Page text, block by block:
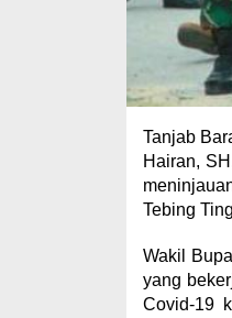
Tanjab
Hairan,
Tebing
Wakil
yang
Covid-19